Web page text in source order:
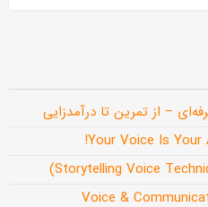
– از تمرین تا درآمدزایی